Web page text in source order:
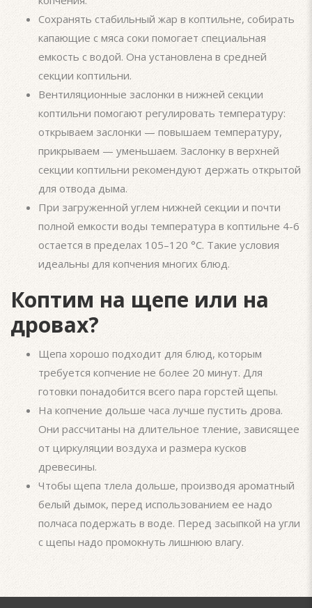
Сохранять стабильный жар в коптильне, собирать
капающие с мяса соки помогает специальная
емкость с водой. Она установлена в средней
секции коптильни.
Вентиляционные заслонки в нижней секции
коптильни помогают регулировать температуру:
открываем заслонки — повышаем температуру,
прикрываем — уменьшаем. Заслонку в верхней
секции коптильни рекомендуют держать открытой
для отвода дыма.
При загруженной углем нижней секции и почти
полной емкости воды температура в коптильне 4-6
остается в пределах 105–120 °С. Такие условия
идеальны для копчения многих блюд.
Коптим на щепе или на
дровах?
Щепа хорошо подходит для блюд, которым
требуется копчение не более 20 минут. Для
готовки понадобится всего пара горстей щепы.
На копчение дольше часа лучше пустить дрова.
Они рассчитаны на длительное тление, зависящее
от циркуляции воздуха и размера кусков
древесины.
Чтобы щепа тлела дольше, производя ароматный
белый дымок, перед использованием ее надо
полчаса подержать в воде. Перед засыпкой на угли
с щепы надо промокнуть лишнюю влагу.